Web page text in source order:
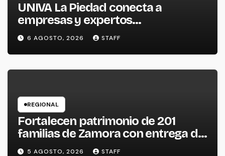
UNIVA La Piedad conecta a
empresas y expertos
internacionales para impulsar la
productividad empresarial
6 AGOSTO, 2026 STAFF
REGIONAL
Fortalecen patrimonio de 201
familias de Zamora con entrega de
escrituras
5 AGOSTO, 2026 STAFF